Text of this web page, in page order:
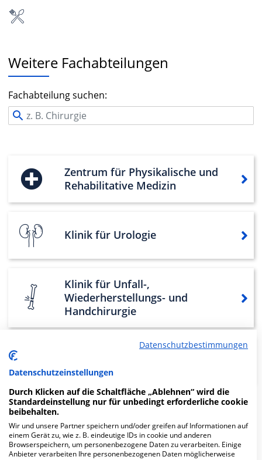
Weitere Fachabteilungen
Fachabteilung suchen:
Zentrum für Physikalische und
Rehabilitative Medizin
Klinik für Urologie
Klinik für Unfall-,
Wiederherstellungs- und
Handchirurgie
Mehr Informationen
Datenschutzbestimmungen
Datenschutzeinstellungen
Durch Klicken auf die Schaltfläche „Ablehnen“ wird die
Standardeinstellung nur für unbedingt erforderliche cookie
beibehalten.
Wir und unsere Partner speichern und/oder greifen auf Informationen auf
einem Gerät zu, wie z. B. eindeutige IDs in cookie und anderen
Browserspeichern, um personenbezogene Daten zu verarbeiten. Einige
Anbieter verarbeiten Ihre personenbezogenen Daten möglicherweise